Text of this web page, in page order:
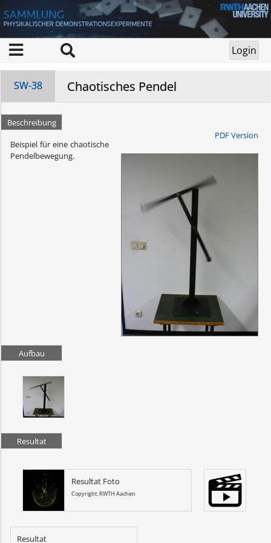
SW-38 Chaotisches Pendel
Beschreibung
PDF Version
Beispiel für eine chaotische
Pendelbewegung.
Aufbau
Resultat
Resultat Foto
Copyright: RWTH Aachen
Resultat